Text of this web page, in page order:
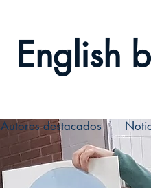
English
Autores destacados